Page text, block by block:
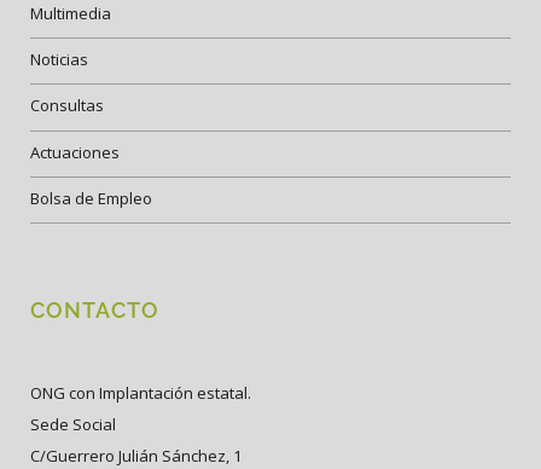
Multimedia
Noticias
Consultas
Actuaciones
Bolsa de Empleo
CONTACTO
ONG con Implantación estatal.
Sede Social
C/Guerrero Julián Sánchez, 1